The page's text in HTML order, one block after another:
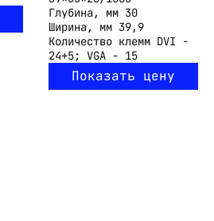
Глубина, мм 30
Ширина, мм 39,9
Количество клемм DVI -
24+5; VGA - 15
Показать цену